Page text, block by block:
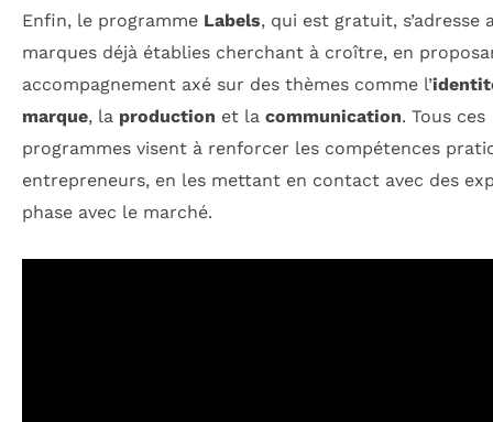
Enfin, le programme Labels, qui est gratuit, s’adresse
marques déjà établies cherchant à croître, en
accompagnement axé sur des thèmes comme l’
marque, la production et la communication. Tous ces
programmes visent à renforcer les compétences
entrepreneurs, en les mettant en contact avec des
phase avec le marché.